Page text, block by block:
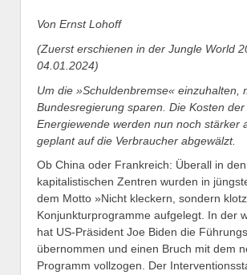
Von Ernst Lohoff
(Zuerst erschienen in der Jungle World
04 01.2024)
Um die »Schuldenbremse« einzuhalten,
Bundesregierung sparen. Die Kosten
Energiewende werden nun noch stärker
geplant auf die Verbraucher abgewälzt.
Ob China oder Frankreich: Überall in den
kapitalistischen Zentren wurden in
dem Motto »Nicht kleckern, sondern
Konjunkturprogramme aufgelegt. In der
hat US-Präsident Joe Biden die
übernommen und einen Bruch mit dem
Programm vollzogen. Der